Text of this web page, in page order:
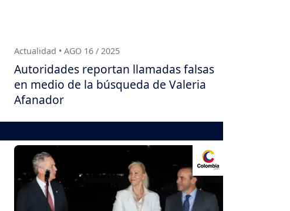
Actualidad • AGO 16 / 2025
Autoridades reportan llamadas falsas
en medio de la búsqueda de Valeria
Afanador